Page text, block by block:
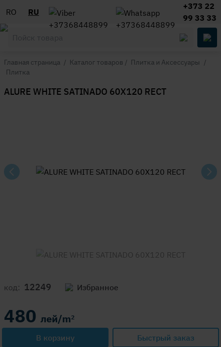
RO RU
+373 22
99 33 33
Главная страница / Каталог товаров / Плитка и Аксессуары /
Плитка
ALURE WHITE SATINADO 60X120 RECT
код: 12249 Избранное
480 лей/m2
В корзину Быстрый заказ